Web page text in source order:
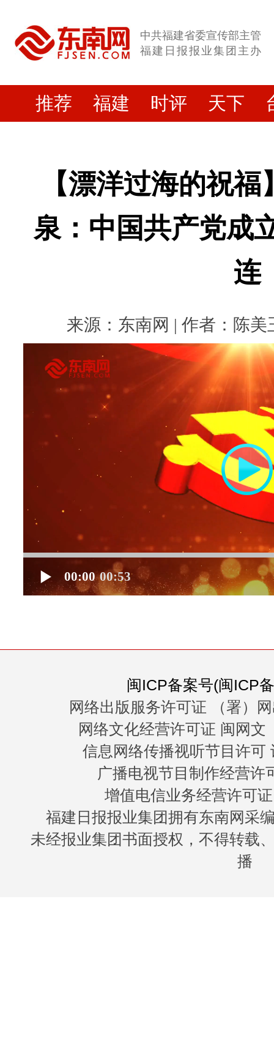
中共福建省委宣传部主管
福建日报报业集团主办
推荐 福建 时评 天下
【漂洋过海的祝
泉：中国共产党成
连
来源：东南网 | 作者：陈美
00:00 00:53
闽ICP备案号(闽ICP
网络出版服务许可证 （署）
网络文化经营许可证 闽网文
信息网络传播视听节目许可
广播电视节目制作经营许
增值电信业务经营许可
福建日报报业集团拥有东南网采
未经报业集团书面授权，不得转载
播